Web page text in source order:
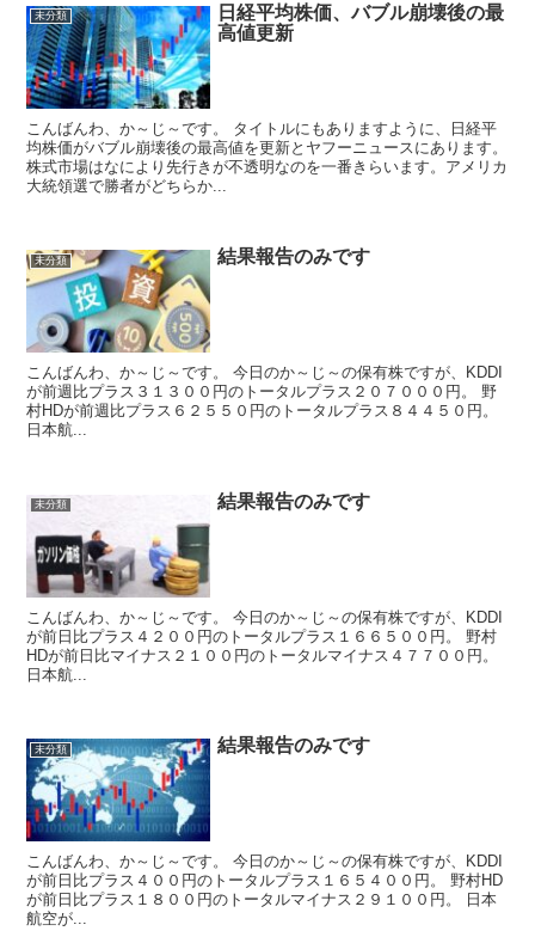
未分類
日経平均株価、バブル崩壊後の最
高値更新
こんばんわ、か～じ～です。 タイトルにもありますように、日経平
均株価がバブル崩壊後の最高値を更新とヤフーニュースにあります。
株式市場はなにより先行きが不透明なのを一番きらいます。アメリカ
大統領選で勝者がどちらか...
未分類 結果報告のみです
こんばんわ、か～じ～です。 今日のか～じ～の保有株ですが、KDDI
が前週比プラス３１３００円のトータルプラス２０７０００円。 野
村HDが前週比プラス６２５５０円のトータルプラス８４４５０円。
日本航...
未分類 結果報告のみです
こんばんわ、か～じ～です。 今日のか～じ～の保有株ですが、KDDI
が前日比プラス４２００円のトータルプラス１６６５００円。 野村
HDが前日比マイナス２１００円のトータルマイナス４７７００円。
日本航...
未分類 結果報告のみです
こんばんわ、か～じ～です。 今日のか～じ～の保有株ですが、KDDI
が前日比プラス４００円のトータルプラス１６５４００円。 野村HD
が前日比プラス１８００円のトータルマイナス２９１００円。 日本
航空が...